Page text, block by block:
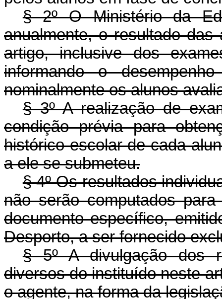
§ 2º O Ministério da
anualmente, o resultado
artigo, inclusive dos
informando o
nominalmente os alunos
§ 3º A realização de
condição prévia para
histórico escolar de cada
a ele se submeteu.
§ 4º Os resultados
não serão computados
documento específico,
Desporto, a ser fornecido
§ 5º A divulgação dos
diversos do instituído neste
o agente, na forma da